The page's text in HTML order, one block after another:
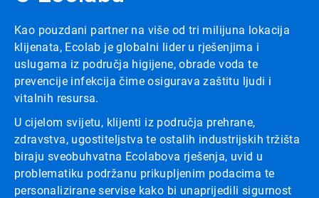
Kao pouzdani partner na više od tri milijuna lokacija
klijenata, Ecolab je globalni lider u rješenjima i
uslugama iz područja higijene, obrade voda te
prevencije infekcija čime osigurava zaštitu ljudi i
vitalnih resursa.
U cijelom svijetu, klijenti iz područja prehrane,
zdravstva, ugostiteljstva te ostalih industrijskih tržišta
biraju sveobuhvatna Ecolabova rješenja, uvid u
problematiku podržanu prikupljenim podacima te
personalizirane servise kako bi unaprijedili sigurnost